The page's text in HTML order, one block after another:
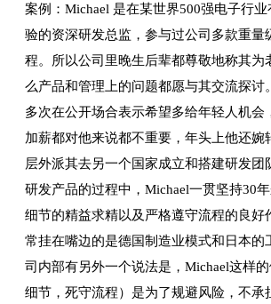
案例：Michael 是在某世界500强电子行
验的资深研发总监，参与过公司多款重量
程。所以公司里晚生后辈都尊敬地称其为
么产品和管理上的问题都愿与其交流探讨
多次在公开场合表示希望多给年轻人机会
加薪都对他来说都不重要，年头上他还婉
层外派其去另一个国家成立和搭建研发团
研发产品的过程中，Michael一贯坚持30年
细节的精益求精以及严格遵守流程的良好
常挂在嘴边的是德国制造业模式和日本的
司内部有另外一个说法是，Michael这样
细节，死守流程）是为了规避风险，不承